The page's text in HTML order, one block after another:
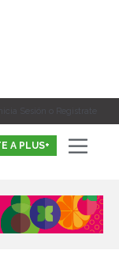
Inicia Sesión o Registrate
A PLUS+